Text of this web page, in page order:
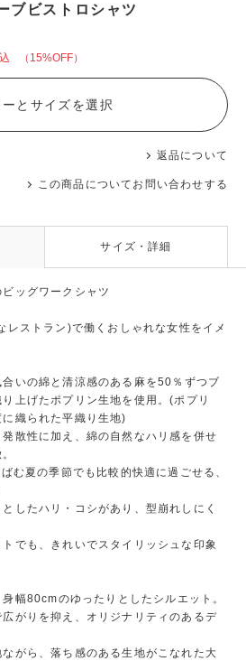
ブビストロシャツ
（15%OFF）
返品について
この商品についてお問い合わせする
ーとサイズを選択
サイズ・詳細
ッグワークシャツ
レストラン)で働くおしゃれな女性をイメ
いの綿と清涼感のある麻を50％ずつブ
上げたポプリン生地を使用。(ポプリ
織られた平織り生地)
散性に加え、綿の自然なハリ感を併せ
む夏の季節でも比較的快適に過ごせる、
したハリ・コシがあり、型崩れしにく
でも、きれいでスタイリッシュな印象
幅80cmのゆったりとしたシルエット。
がりを抑え、オリジナリティのあるデ
がら、落ち感のある生地がこなれた大